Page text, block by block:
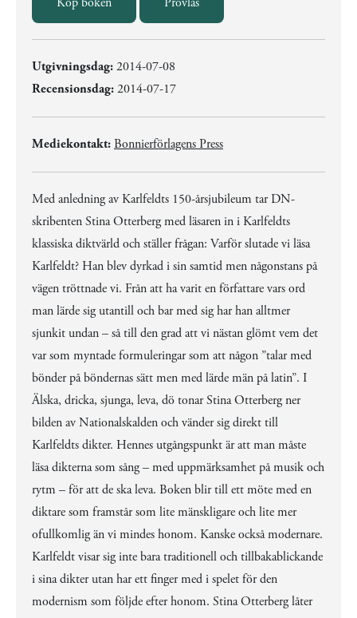
Utgivningsdag:2014-07-08
Recensionsdag:2014-07-17
Mediekontakt: Bonnierförlagens Press
Med anledning av Karlfeldts 150-årsjubileum tar DN-
skribenten Stina Otterberg med läsaren in i Karlfeldts
klassiska diktvärld och ställer frågan: Varför slutade vi läsa
Karlfeldt? Han blev dyrkad i sin samtid men någonstans på
vägen tröttnade vi. Från att ha varit en författare vars ord
man lärde sig utantill och bar med sig har han alltmer
sjunkit undan – så till den grad att vi nästan glömt vem det
var som myntade formuleringar som att någon ”talar med
bönder på böndernas sätt men med lärde män på latin”. I
Älska, dricka, sjunga, leva, dö tonar Stina Otterberg ner
bilden av Nationalskalden och vänder sig direkt till
Karlfeldts dikter. Hennes utgångspunkt är att man måste
läsa dikterna som sång – med uppmärksamhet på musik och
rytm – för att de ska leva. Boken blir till ett möte med en
diktare som framstår som lite mänskligare och lite mer
ofullkomlig än vi mindes honom. Kanske också modernare.
Karlfeldt visar sig inte bara traditionell och tillbakablickande
i sina dikter utan har ett finger med i spelet för den
modernism som följde efter honom. Stina Otterberg låter